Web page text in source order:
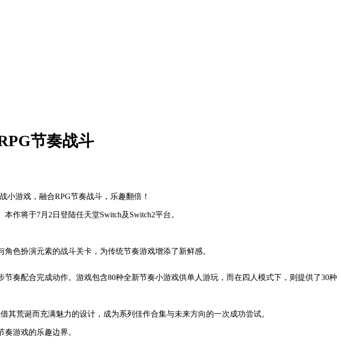
节奏战斗
小游戏，融合RPG节奏战斗，乐趣翻倍！
作将于7月2日登陆任天堂Switch及Switch2平台。
色扮演元素的战斗关卡，为传统节奏游戏增添了新鲜感。
奏配合完成动作。游戏包含80种全新节奏小游戏供单人游玩，而在四人模式下，则提供了30种
荒诞而充满魅力的设计，成为系列佳作合集与未来方向的一次成功尝试。
游戏的乐趣边界。